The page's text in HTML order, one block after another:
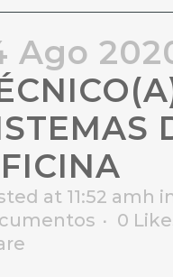
Ago
at 11:52 amh
0